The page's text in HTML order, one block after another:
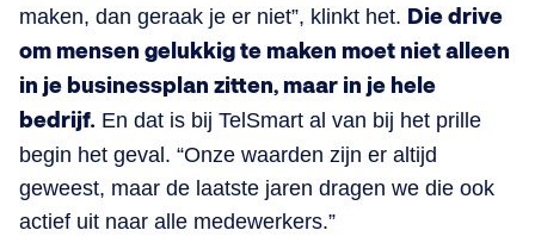
maken, dan geraak je er niet”, klinkt het. Die drive
om mensen gelukkig te maken moet niet alleen
in je businessplan zitten, maar in je hele
bedrijf. En dat is bij TelSmart al van bij het prille
begin het geval. “Onze waarden zijn er altijd
geweest, maar de laatste jaren dragen we die ook
actief uit naar alle medewerkers.”